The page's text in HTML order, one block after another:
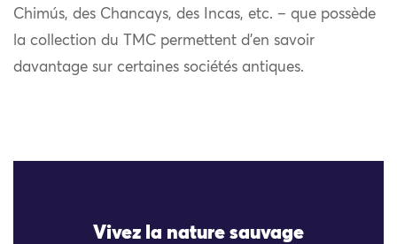
Chimús, des Chancays, des Incas, etc. – que possède
la collection du TMC permettent d’en savoir
davantage sur certaines sociétés antiques.
Vivez la nature sauvage